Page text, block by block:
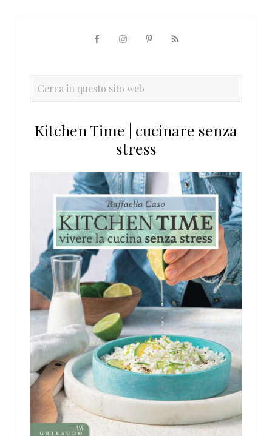
primaria
Cerca
sito
Kitchen Time | cucinare senza
stress